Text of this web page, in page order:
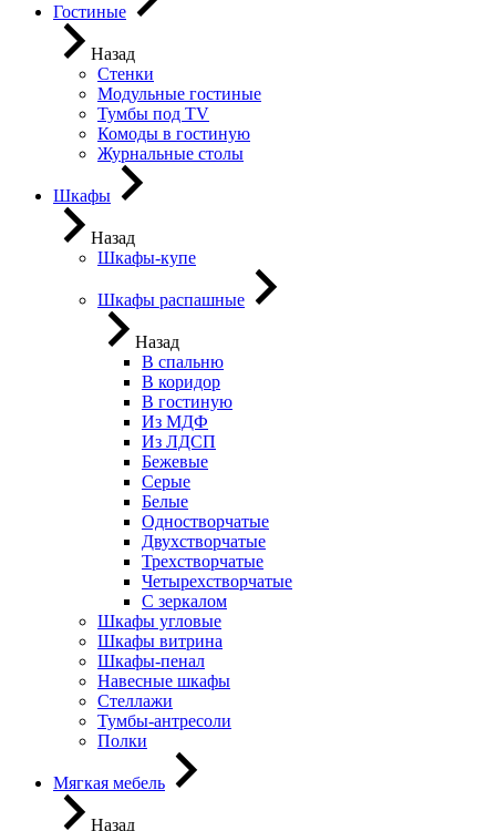
Гостиные
Назад
Стенки
Модульные гостиные
Тумбы под ТV
Комоды в гостиную
Журнальные столы
Шкафы
Назад
Шкафы-купе
Шкафы распашные
Назад
В спальню
В коридор
В гостиную
Из МДФ
Из ЛДСП
Бежевые
Серые
Белые
Одностворчатые
Двухстворчатые
Трехстворчатые
Четырехстворчатые
С зеркалом
Шкафы угловые
Шкафы витрина
Шкафы-пенал
Навесные шкафы
Стеллажи
Тумбы-антресоли
Полки
Мягкая мебель
Назад